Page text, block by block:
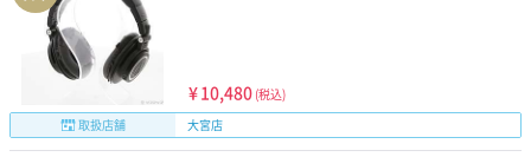
¥10,480 (税込)
取扱店舗
大宮店